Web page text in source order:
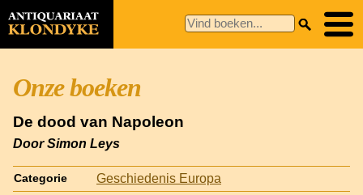
Onze boeken
De dood van Napoleon
Door Simon Leys
Categorie Geschiedenis Europa